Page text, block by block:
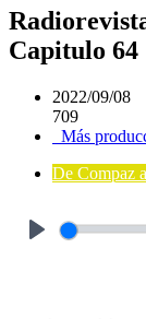
Capitulo 64
2022/09/08
709
Más
De Compaz